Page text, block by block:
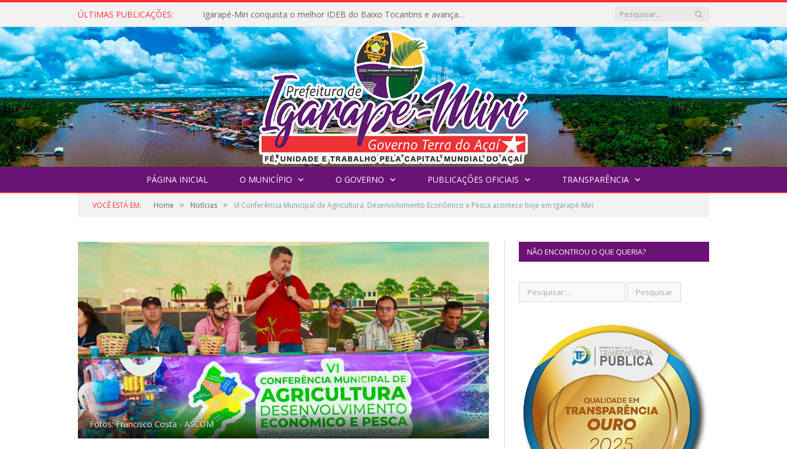
ÚLTIMAS PUBLICAÇÕES: Igarapé-Miri conquista o melhor IDEB do Baixo Tocantins e avança na qualidade da educação pública
PÁGINA INICIAL O MUNICÍPIO O GOVERNO PUBLICAÇÕES OFICIAIS TRANSPARÊNCIA
VOCÊ ESTÁ EM: Home » Notícias » VI Conferência Municipal de Agricultura, Desenvolvimento Econômico e Pesca acontece hoje em Igarapé-Miri
Fotos: Francisco Costa - ASCOM
NÃO ENCONTROU O QUE QUERIA?